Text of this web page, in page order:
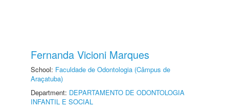
Fernanda Vicioni Marques
School: Faculdade de Odontologia (Câmpus de
Araçatuba)
Department: DEPARTAMENTO DE ODONTOLOGIA
INFANTIL E SOCIAL